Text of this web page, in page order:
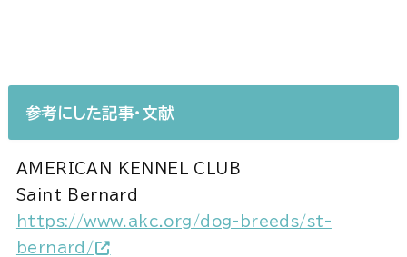
参考にした記事・文献
AMERICAN KENNEL CLUB
Saint Bernard
https://www.akc.org/dog-breeds/st-
bernard/